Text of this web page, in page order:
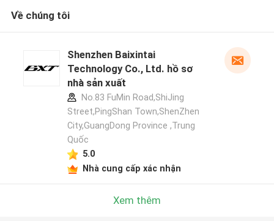
Về chúng tôi
Shenzhen Baixintai
Technology Co., Ltd. hồ sơ
nhà sản xuất
No.83 FuMin Road,ShiJing
Street,PingShan Town,ShenZhen
City,GuangDong Province ,Trung
Quốc
5.0
Nhà cung cấp xác nhận
Xem thêm